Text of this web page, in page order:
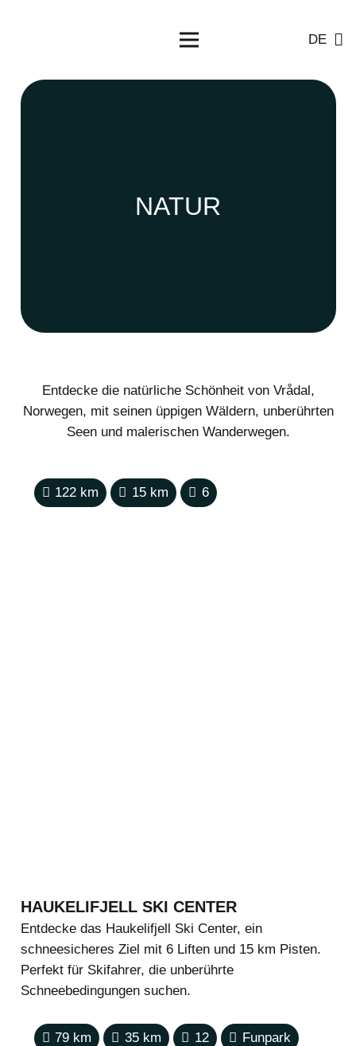
DE
NATUR
Entdecke die natürliche Schönheit von Vrådal,
Norwegen, mit seinen üppigen Wäldern, unberührten
Seen und malerischen Wanderwegen.
122 km 15 km 6
HAUKELIFJELL SKI CENTER
Entdecke das Haukelifjell Ski Center, ein
schneesicheres Ziel mit 6 Liften und 15 km Pisten.
Perfekt für Skifahrer, die unberührte
Schneebedingungen suchen.
79 km 35 km 12 Funpark